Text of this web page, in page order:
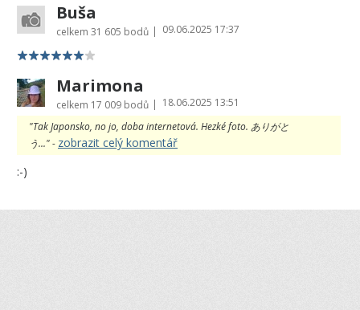
Buša
celkem 31 605 bodů | 09.06.2025 17:37
Marimona
celkem 17 009 bodů | 18.06.2025 13:51
"Tak Japonsko, no jo, doba internetová. Hezké foto. ありがと
う..." - zobrazit celý komentář
:-)